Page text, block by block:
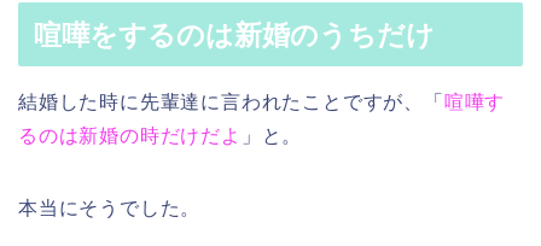
喧嘩をするのは新婚のうちだけ
結婚した時に先輩達に言われたことですが、「 喧嘩す
るのは新婚の時だけだよ 」と。
本当にそうでした。